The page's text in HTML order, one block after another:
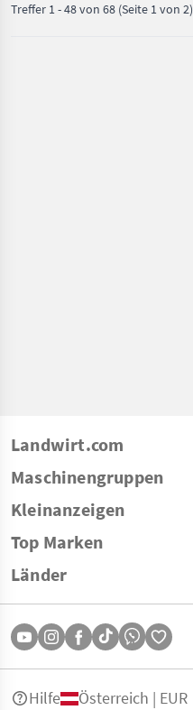
Treffer 1-48von 68 (Seite 1 von 2)
Landwirt.com
Maschinengruppen
Kleinanzeigen
Top Marken
Länder
Hilfe Österreich | EUR